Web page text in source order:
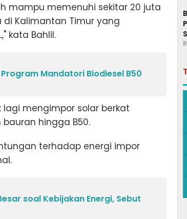
mampu memenuhi sekitar 20 juta
di Kalimantan Timur yang
kata Bahlil.
Mandatori Biodiesel B50
mengimpor solar berkat
hingga B50.
terhadap energi impor
soal Kebijakan Energi, Sebut